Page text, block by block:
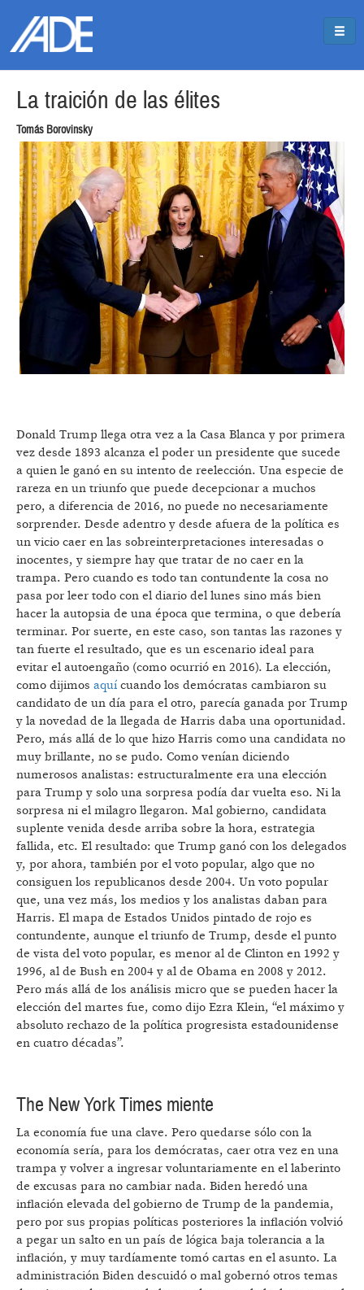
La traición de las élites
Tomás Borovinsky
Donald Trump llega otra vez a la Casa Blanca y por primera
vez desde 1893 alcanza el poder un presidente que sucede
a quien le ganó en su intento de reelección. Una especie de
rareza en un triunfo que puede decepcionar a muchos
pero, a diferencia de 2016, no puede no necesariamente
sorprender. Desde adentro y desde afuera de la política es
un vicio caer en las sobreinterpretaciones interesadas o
inocentes, y siempre hay que tratar de no caer en la
trampa. Pero cuando es todo tan contundente la cosa no
pasa por leer todo con el diario del lunes sino más bien
hacer la autopsia de una época que termina, o que debería
terminar. Por suerte, en este caso, son tantas las razones y
tan fuerte el resultado, que es un escenario ideal para
evitar el autoengaño (como ocurrió en 2016). La elección,
como dijimos aquí cuando los demócratas cambiaron su
candidato de un día para el otro, parecía ganada por Trump
y la novedad de la llegada de Harris daba una oportunidad.
Pero, más allá de lo que hizo Harris como una candidata no
muy brillante, no se pudo. Como venían diciendo
numerosos analistas: estructuralmente era una elección
para Trump y solo una sorpresa podía dar vuelta eso. Ni la
sorpresa ni el milagro llegaron. Mal gobierno, candidata
suplente venida desde arriba sobre la hora, estrategia
fallida, etc. El resultado: que Trump ganó con los delegados
y, por ahora, también por el voto popular, algo que no
consiguen los republicanos desde 2004. Un voto popular
que, una vez más, los medios y los analistas daban para
Harris. El mapa de Estados Unidos pintado de rojo es
contundente, aunque el triunfo de Trump, desde el punto
de vista del voto popular, es menor al de Clinton en 1992 y
1996, al de Bush en 2004 y al de Obama en 2008 y 2012.
Pero más allá de los análisis micro que se pueden hacer la
elección del martes fue, como dijo Ezra Klein, “el máximo y
absoluto rechazo de la política progresista estadounidense
en cuatro décadas”.
The New York Times miente
La economía fue una clave. Pero quedarse sólo con la
economía sería, para los demócratas, caer otra vez en una
trampa y volver a ingresar voluntariamente en el laberinto
de excusas para no cambiar nada. Biden heredó una
inflación elevada del gobierno de Trump de la pandemia,
pero por sus propias políticas posteriores la inflación volvió
a pegar un salto en un país de lógica baja tolerancia a la
inflación, y muy tardíamente tomó cartas en el asunto. La
administración Biden descuidó o mal gobernó otros temas